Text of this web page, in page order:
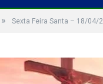
» Sexta Feira Santa – 18/04/